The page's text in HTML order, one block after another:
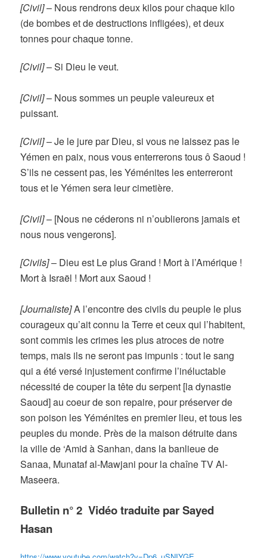
[Civil]– Nous rendrons deux kilos pour chaque kilo
(de bombes et de destructions infligées), et deux
tonnes pour chaque tonne.
[Civil]–Si Dieu le veut.
[Civil]– Nous sommes un peuple valeureux et
puissant.
[Civil]–Je le jure par Dieu, si vous ne laissez pas le
Yémen en paix, nous vous enterrerons tous ô Saoud !
S’ils ne cessent pas, les Yéménites les enterreront
tous et le Yémen sera leur cimetière.
[Civil]– [Nous ne céderons ni n’oublierons jamais et
nous nous vengerons].
[Civils]– Dieu est Le plus Grand ! Mort à l’Amérique !
Mort à Israël ! Mort aux Saoud !
[Journaliste]A l’encontre des civils du peuple le plus
courageux qu’ait connu la Terre et ceux qui l’habitent,
sont commis les crimes les plus atroces de notre
temps, mais ils ne seront pas impunis : tout le sang
qui a été versé injustement confirme l’inéluctable
nécessité de couper la tête du serpent [la dynastie
Saoud] au coeur de son repaire, pour préserver de
son poison les Yéménites en premier lieu, et tous les
peuples du monde. Près de la maison détruite dans
la ville de ‘Amid à Sanhan, dans la banlieue de
Sanaa, Munataf al-Mawjani pour la chaîne TV Al-
Maseera.
Bulletin n° 2 Vidéo traduite par Sayed
Hasan